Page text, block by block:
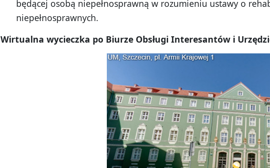
będącej osobą niepełnosprawną w rozumieniu ustawy o
niepełnosprawnych.
Wirtualna wycieczka po Biurze Obsługi Interesantów i